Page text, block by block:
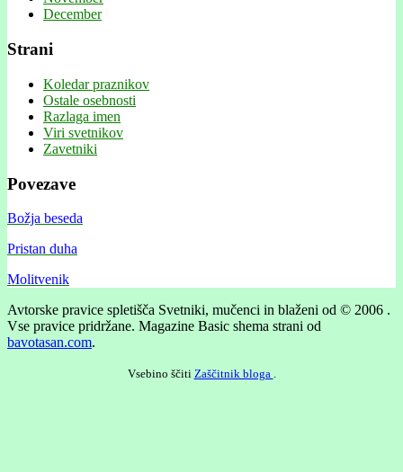
December
Strani
Koledar praznikov
Ostale osebnosti
Razlaga imen
Viri svetnikov
Zavetniki
Povezave
Božja beseda
Pristan duha
Molitvenik
Avtorske pravice spletišča Svetniki, mučenci in blaženi od © 2006 .
Vse pravice pridržane. Magazine Basic shema strani od
bavotasan.com.
Vsebino ščiti Zaščitnik bloga .